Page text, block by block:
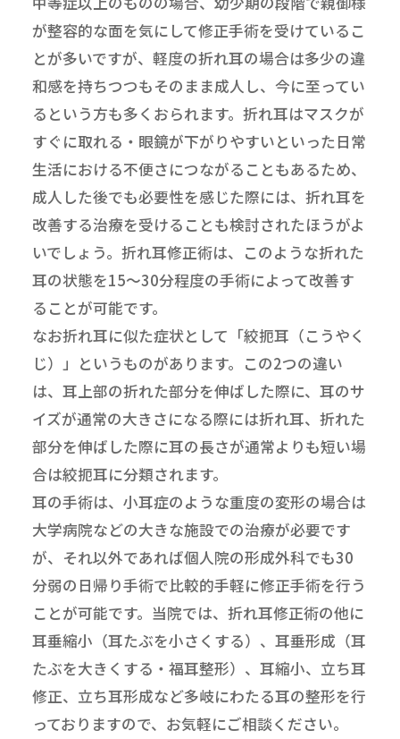
が整容的な面を気にして修正手術を受けているこ
とが多いですが、軽度の折れ耳の場合は多少の違
和感を持ちつつもそのまま成人し、今に至ってい
るという方も多くおられます。折れ耳はマスクが
すぐに取れる・眼鏡が下がりやすいといった日常
生活における不便さにつながることもあるため、
成人した後でも必要性を感じた際には、折れ耳を
改善する治療を受けることも検討されたほうがよ
いでしょう。折れ耳修正術は、このような折れた
耳の状態を15～30分程度の手術によって改善す
ることが可能です。
なお折れ耳に似た症状として「絞扼耳（こうやく
じ）」というものがあります。この2つの違い
は、耳上部の折れた部分を伸ばした際に、耳のサ
イズが通常の大きさになる際には折れ耳、折れた
部分を伸ばした際に耳の長さが通常よりも短い場
合は絞扼耳に分類されます。
耳の手術は、小耳症のような重度の変形の場合は
大学病院などの大きな施設での治療が必要です
が、それ以外であれば個人院の形成外科でも30
分弱の日帰り手術で比較的手軽に修正手術を行う
ことが可能です。当院では、折れ耳修正術の他に
耳垂縮小（耳たぶを小さくする）、耳垂形成（耳
たぶを大きくする・福耳整形）、耳縮小、立ち耳
修正、立ち耳形成など多岐にわたる耳の整形を行
っておりますので、お気軽にご相談ください。